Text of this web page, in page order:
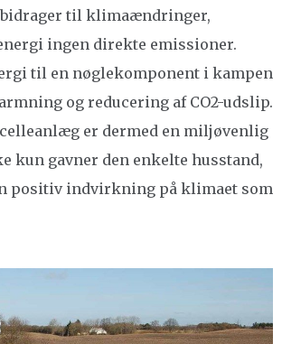
til klimaændringer,
ingen direkte emissioner.
til en nøglekomponent i kampen
og reducering af CO2-udslip.
er dermed en miljøvenlig
kun gavner den enkelte husstand,
positiv indvirkning på klimaet som